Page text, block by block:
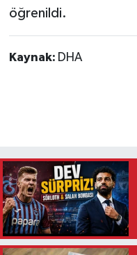
öğrenildi.
Kaynak: DHA